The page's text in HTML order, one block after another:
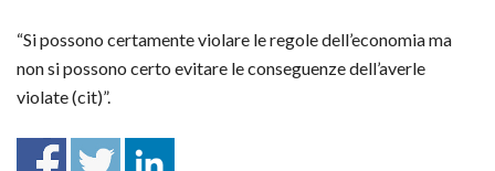
“Si possono certamente violare le regole dell’economia ma
non si possono certo evitare le conseguenze dell’averle
violate (cit)”.